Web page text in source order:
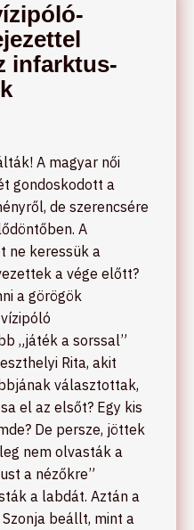
infarktus-
A magyar női
gondoskodott a
de szerencsére
A
ne keressük a
a vége előtt?
a görögök
„játék a sorssal”
Rita, akit
választottak,
el az elsőt? Egy kis
De persze, jöttek
nem olvasták a
a nézőkre”
a labdát. Aztán a
beállt, mint a